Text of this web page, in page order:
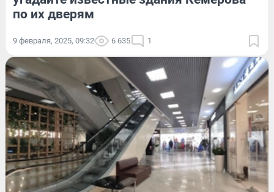
по их дверям
9 февраля, 2025, 09:32 6 635 1